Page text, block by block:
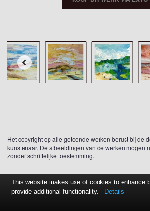
Het copyright op alle getoonde werken berust bij de
kunstenaar. De afbeeldingen van de werken mogen
zonder schriftelijke toestemming.
This website makes use of cookies to enhance
provide additional functionality.
Details